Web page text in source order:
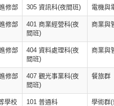
修部 305 資訊科(夜間班) 電機與
修部
401 商業經營科(夜
間班)
商業與
修部
404 資料處理科(夜
間班)
商業與
修部
407 觀光事業科(夜
間班)
餐旅群
學校 101 普通科 學術群